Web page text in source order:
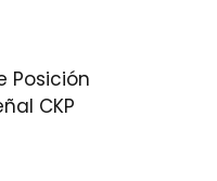
Posición
CKP